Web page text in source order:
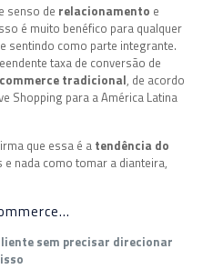
senso de relacionamento e
é muito benéfico para qualquer
sentindo como parte integrante.
taxa de conversão de
tradicional, de acordo
Shopping para a América Latina
que essa é a tendência do
e nada como tomar a dianteira,
sem precisar direcionar